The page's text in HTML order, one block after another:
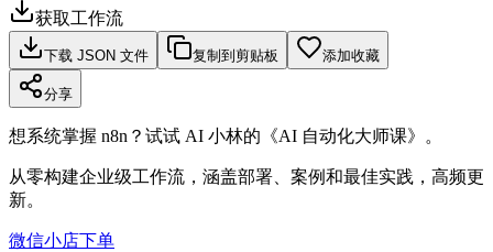
获取工作流
下载 JSON 文件 复制到剪贴板 添加收藏
分享
想系统掌握 n8n？试试 AI 小林的《AI 自动化大师课》。
从零构建企业级工作流，涵盖部署、案例和最佳实践，高频更
新。
微信小店下单